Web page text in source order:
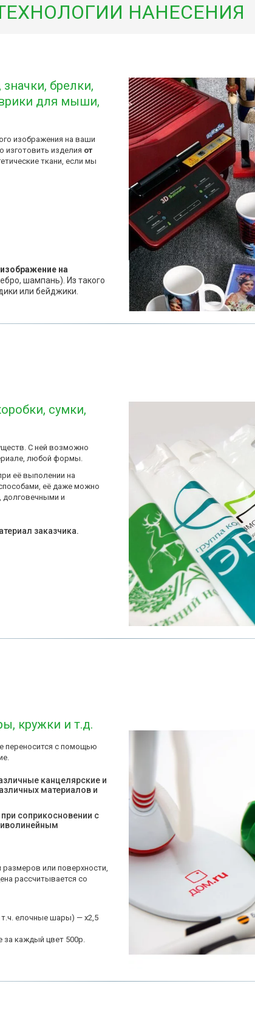
НАНЕСЕНИЯ
, значки, брелки,
для мыши,
изображения на ваши
изделия от
ткани, если мы
на
шампань). Из такого
или бейджики.
, сумки
С ней возможно
любой формы.
её выполении на
её даже можно
долговечными и
заказчика.
кружки и т.д.
переносится с помощью
канцелярские и
материалов и
соприкосновении с
или поверхности,
рассчитывается со
т.ч. елочные шары) — х2,5
за каждый цвет 500р.